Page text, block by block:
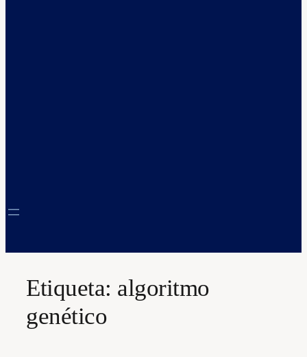
Etiqueta: algoritmo
genético